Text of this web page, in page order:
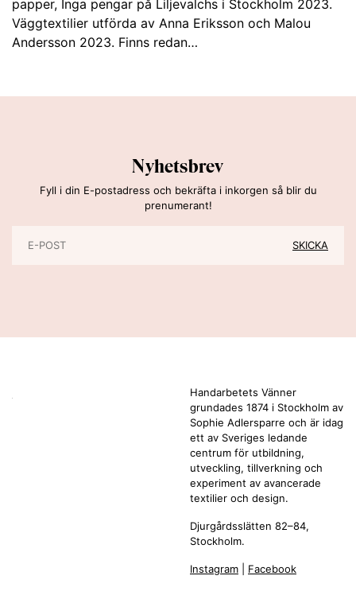
papper, Inga pengar på Liljevalchs i Stockholm 2023.
Väggtextilier utförda av Anna Eriksson och Malou
Andersson 2023. Finns redan…
Nyhetsbrev
Fyll i din E-postadress och bekräfta i inkorgen så blir du
prenumerant!
Handarbetets Vänner
grundades 1874 i Stockholm av
Sophie Adlersparre och är idag
ett av Sveriges ledande
centrum för utbildning,
utveckling, tillverkning och
experiment av avancerade
textilier och design.
Djurgårdsslätten 82–84,
Stockholm.
Instagram Facebook